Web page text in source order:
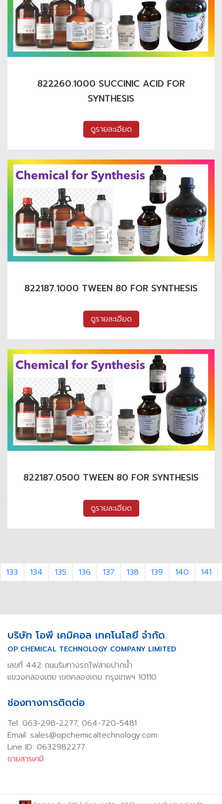
822260.1000 SUCCINIC ACID FOR
SYNTHESIS
ดูรายละเอียด
822187.1000 TWEEN 80 FOR SYNTHESIS
ดูรายละเอียด
822187.0500 TWEEN 80 FOR SYNTHESIS
ดูรายละเอียด
133 134 135 136 137 138 139 140 141
บริษัท โอพี เคมิคอล เทคโนโลยี จำกัด
OP CHEMICAL TECHNOLOGY COMPANY LIMITED
เลขที่ 442 ถนนริมทางรถไฟสายปากน้ำ
แขวงคลองเตย เขตคลองเตย กรุงเทพฯ 10110
ช่องทางการติดต่อ
Tel: 063-298-2277, 064-720-5481
Email: sales@opchemicaltechnology.com
Line ID: 0632982277
ขายสารเคมี